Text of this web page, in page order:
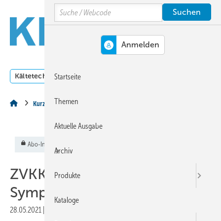
Hauptinhalt
Hauptmenü
SiteSearch
Kältetechnik Klimatechnik
Kurz & Aktuell
Abo-Inhalt
ZVKKW: Supermarkt-
Symposium im Oktober
28.05.2021
Search
Startseite
Themen
Aktuelle Ausgabe
Archiv
Produkte
Kataloge